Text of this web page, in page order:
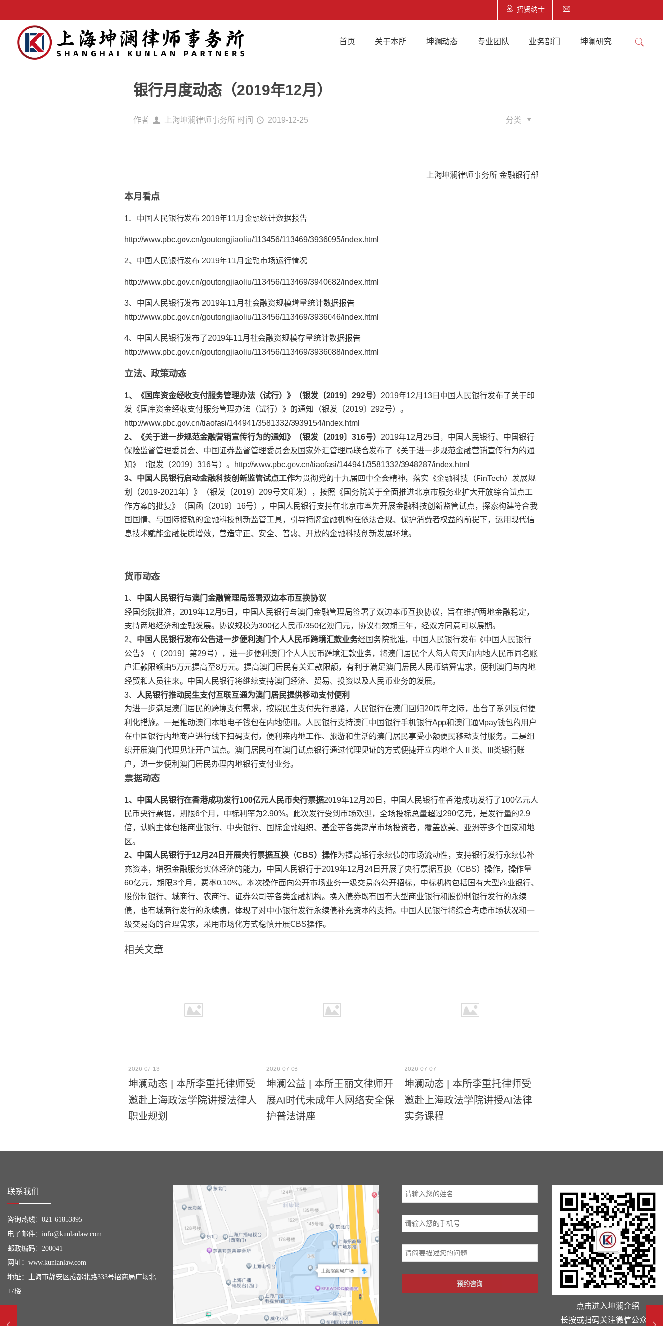
招贤纳士
首页 关于本所 坤澜动态 专业团队 业务部门 坤澜研究
银行月度动态（2019年12月）
作者 上海坤澜律师事务所 时间 2019-12-25 分类
上海坤澜律师事务所 金融银行部
本月看点
1、中国人民银行发布 2019年11月金融统计数据报告
http://www.pbc.gov.cn/goutongjiaoliu/113456/113469/3936095/index.html
2、中国人民银行发布 2019年11月金融市场运行情况
http://www.pbc.gov.cn/goutongjiaoliu/113456/113469/3940682/index.html
3、中国人民银行发布 2019年11月社会融资规模增量统计数据报告
http://www.pbc.gov.cn/goutongjiaoliu/113456/113469/3936046/index.html
4、中国人民银行发布了2019年11月社会融资规模存量统计数据报告
http://www.pbc.gov.cn/goutongjiaoliu/113456/113469/3936088/index.html
立法、政策动态
1、《国库资金经收支付服务管理办法（试行）》 （银发〔2019〕292号） 2019年12月13日中国人民银行发布了关于印
发《国库资金经收支付服务管理办法（试行）》的通知（银发〔2019〕292号）。
http://www.pbc.gov.cn/tiaofasi/144941/3581332/3939154/index.html
2、《关于进一步规范金融营销宣传行为的通知》 （银发〔2019〕316号） 2019年12月25日，中国人民银行、中国银行
保险监督管理委员会、中国证券监督管理委员会及国家外汇管理局联合发布了《关于进一步规范金融营销宣传行为的通
知》（银发〔2019〕316号）。http://www.pbc.gov.cn/tiaofasi/144941/3581332/3948287/index.html
3、中国人民银行启动金融科技创新监管试点工作为贯彻党的十九届四中全会精神，落实《金融科技（FinTech）发展规
划（2019-2021年）》（银发〔2019〕209号文印发），按照《国务院关于全面推进北京市服务业扩大开放综合试点工
作方案的批复》（国函〔2019〕16号），中国人民银行支持在北京市率先开展金融科技创新监管试点，探索构建符合我
国国情、与国际接轨的金融科技创新监管工具，引导持牌金融机构在依法合规、保护消费者权益的前提下，运用现代信
息技术赋能金融提质增效，营造守正、安全、普惠、开放的金融科技创新发展环境。
货币动态
1、 中国人民银行与澳门金融管理局签署双边本币互换协议
经国务院批准，2019年12月5日，中国人民银行与澳门金融管理局签署了双边本币互换协议，旨在维护两地金融稳定，
支持两地经济和金融发展。协议规模为300亿人民币/350亿澳门元，协议有效期三年，经双方同意可以展期。
2、 中国人民银行发布公告进一步便利澳门个人人民币跨境汇款业务经国务院批准，中国人民银行发布《中国人民银行
公告》（〔2019〕第29号），进一步便利澳门个人人民币跨境汇款业务，将澳门居民个人每人每天向内地人民币同名账
户汇款限额由5万元提高至8万元。提高澳门居民有关汇款限额，有利于满足澳门居民人民币结算需求，便利澳门与内地
经贸和人员往来。中国人民银行将继续支持澳门经济、贸易、投资以及人民币业务的发展。
3、
人民银行推动民生支付互联互通为澳门居民提供移动支付便利
为进一步满足澳门居民的跨境支付需求，按照民生支付先行思路，人民银行在澳门回归20周年之际，出台了系列支付便
利化措施。一是推动澳门本地电子钱包在内地使用。人民银行支持澳门中国银行手机银行App和澳门通Mpay钱包的用户
在中国银行内地商户进行线下扫码支付，便利来内地工作、旅游和生活的澳门居民享受小额便民移动支付服务。二是组
织开展澳门代理见证开户试点。澳门居民可在澳门试点银行通过代理见证的方式便捷开立内地个人Ⅱ类、III类银行账
户，进一步便利澳门居民办理内地银行支付业务。
票据动态
1、中国人民银行在香港成功发行100亿元人民币央行票据2019年12月20日，中国人民银行在香港成功发行了100亿元人
民币央行票据，期限6个月，中标利率为2.90%。此次发行受到市场欢迎，全场投标总量超过290亿元，是发行量的2.9
倍，认购主体包括商业银行、中央银行、国际金融组织、基金等各类离岸市场投资者，覆盖欧美、亚洲等多个国家和地
区。
2、中国人民银行于12月24日开展央行票据互换（CBS）操作为提高银行永续债的市场流动性，支持银行发行永续债补
充资本，增强金融服务实体经济的能力，中国人民银行于2019年12月24日开展了央行票据互换（CBS）操作，操作量
60亿元，期限3个月，费率0.10%。本次操作面向公开市场业务一级交易商公开招标，中标机构包括国有大型商业银行、
股份制银行、城商行、农商行、证券公司等各类金融机构。换入债券既有国有大型商业银行和股份制银行发行的永续
债，也有城商行发行的永续债，体现了对中小银行发行永续债补充资本的支持。中国人民银行将综合考虑市场状况和一
级交易商的合理需求，采用市场化方式稳慎开展CBS操作。
相关文章
2026-07-13
坤澜动态 | 本所李重托律师受
邀赴上海政法学院讲授法律人
职业规划
2026-07-08
坤澜公益 | 本所王丽文律师开
展AI时代未成年人网络安全保
护普法讲座
2026-07-07
坤澜动态 | 本所李重托律师受
邀赴上海政法学院讲授AI法律
实务课程
联系我们
咨询热线： 021-61853895
电子邮件： info@kunlanlaw.com
邮政编码：200041
网址： www.kunlanlaw.com
地址：上海市静安区成都北路333号招商局广场北
17楼
预约咨询
点击进入坤澜介绍
长按或扫码关注微信公众号